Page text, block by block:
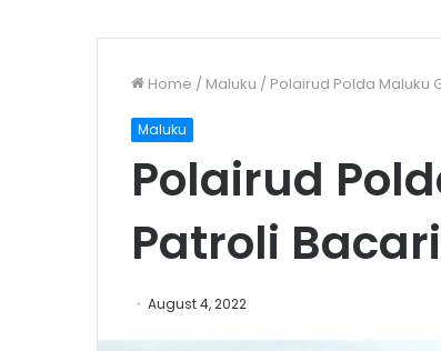
Home / Maluku / Polairud Polda Maluku
Maluku
Polairud
Patroli
August 4, 2022